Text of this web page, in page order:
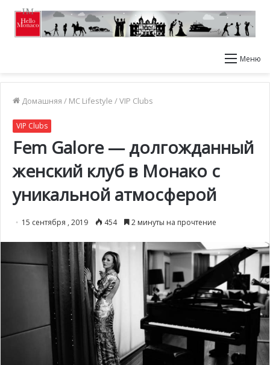
Меню
Домашняя / MC Lifestyle /VIP Clubs
VIP Clubs
Fem Galore — долгожданный
женский клуб в Монако с
уникальной атмосферой
15 сентября , 2019 454 2 минуты на прочтение